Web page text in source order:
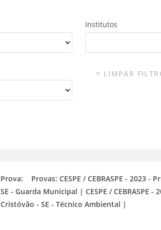
Institutos
Prova:
Provas: CESPE / CEBRASPE - 2023 -
SE - Guarda Municipal | CESPE / CEBRASPE -
Cristóvão - SE - Técnico Ambiental |